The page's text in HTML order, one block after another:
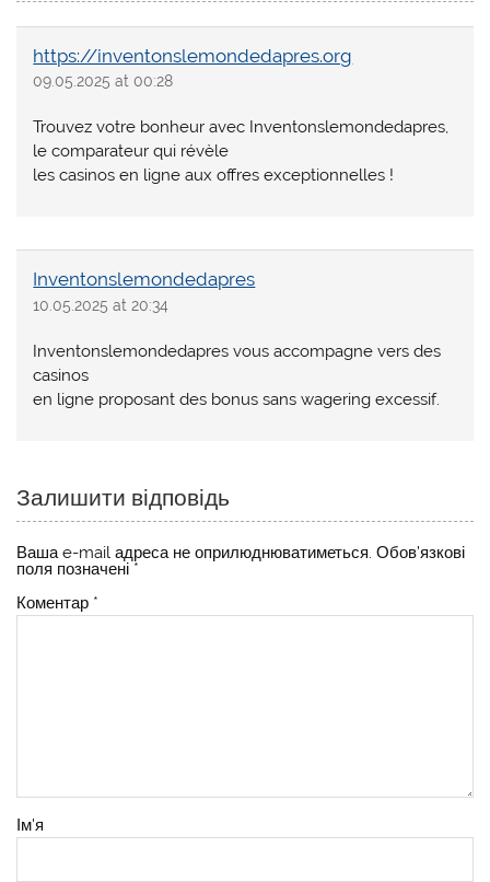
https://inventonslemondedapres.org
09.05.2025 at 00:28
Trouvez votre bonheur avec Inventonslemondedapres,
le comparateur qui révèle
les casinos en ligne aux offres exceptionnelles !
Inventonslemondedapres
10.05.2025 at 20:34
Inventonslemondedapres vous accompagne vers des
casinos
en ligne proposant des bonus sans wagering excessif.
Залишити відповідь
Ваша e-mail адреса не оприлюднюватиметься. Обов’язкові
поля позначені *
Коментар *
Ім'я